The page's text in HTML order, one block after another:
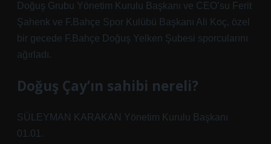
Doğuş Grubu Yönetim Kurulu Başkanı ve CEO’su Ferit
Şahenk ve F.Bahçe Spor Kulübü Başkanı Ali Koç, özel
bir gecede F.Bahçe Doğuş Yelken Şubesi sporcularını
ağırladı.
Doğuş Çay’ın sahibi nereli?
SÜLEYMAN KARAKAN Yönetim Kurulu Başkanı
01.01.